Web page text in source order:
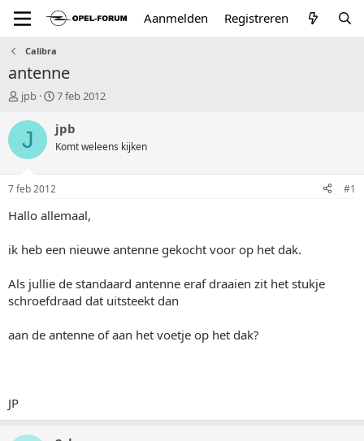
Aanmelden Registreren
Calibra
antenne
T
p
a
r
r
jpb
S
a
r
t
u
7 feb 2012
J jpb
Komt weleens kijken
7 feb 2012 #1
Hallo allemaal,
ik heb een nieuwe antenne gekocht voor op het dak.
Als jullie de standaard antenne eraf draaien zit het stukje
schroefdraad dat uitsteekt dan
aan de antenne of aan het voetje op het dak?
JP